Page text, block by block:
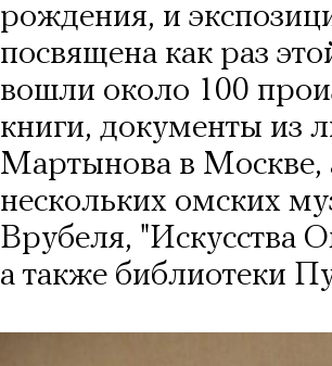
рождения, и
посвящена как раз
вошли около 100
книги, документы из
Мартынова в Москве,
нескольких омских
Врубеля, "Искусства
а также библиотеки